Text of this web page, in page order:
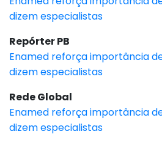
dizem especialistas
Repórter PB
Enamed reforça importância
dizem especialistas
Rede Global
Enamed reforça importância
dizem especialistas